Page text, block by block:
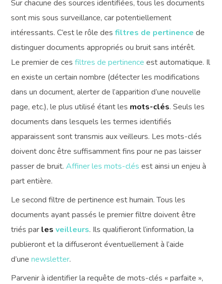
Sur chacune des sources identifiées, tous les documents
sont mis sous surveillance, car potentiellement
intéressants. C’est le rôle desfiltres de pertinence de
distinguer documents appropriés ou bruit sans intérêt.
Le premier de cesfiltres de pertinence est automatique. Il
en existe un certain nombre (détecter les modifications
dans un document, alerter de l’apparition d’une nouvelle
page, etc.), le plus utilisé étant les mots-clés. Seuls les
documents dans lesquels les termes identifiés
apparaissent sont transmis aux veilleurs. Les mots-clés
doivent donc être suffisamment fins pour ne pas laisser
passer de bruit.Affiner les mots-clés est ainsi un enjeu à
part entière.
Le second filtre de pertinence est humain. Tous les
documents ayant passés le premier filtre doivent être
triés par lesveilleurs. Ils qualifieront l’information, la
publieront et la diffuseront éventuellement à l’aide
d’unenewsletter.
Parvenir à identifier la requête de mots-clés « parfaite »,